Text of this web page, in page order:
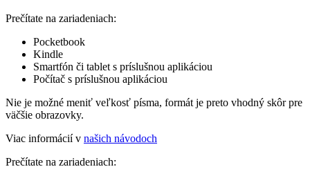
Prečítate na zariadeniach:
Pocketbook
Kindle
Smartfón či tablet s príslušnou aplikáciou
Počítač s príslušnou aplikáciou
Nie je možné meniť veľkosť písma, formát je preto vhodný skôr pre
väčšie obrazovky.
Viac informácií v našich návodoch
Prečítate na zariadeniach: